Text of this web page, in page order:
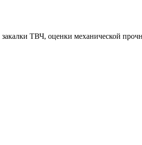
закалки ТВЧ, оценки механической